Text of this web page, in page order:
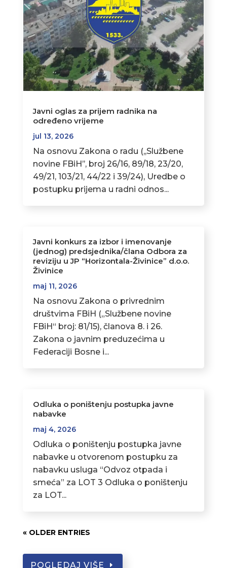
Javni oglas za prijem radnika na
određeno vrijeme
jul 13, 2026
Na osnovu Zakona o radu (,,Službene
novine FBiH’’, broj 26/16, 89/18, 23/20,
49/21, 103/21, 44/22 i 39/24), Uredbe o
postupku prijema u radni odnos...
Javni konkurs za izbor i imenovanje
(jednog) predsjednika/člana Odbora za
reviziju u JP “Horizontala-Živinice” d.o.o.
Živinice
maj 11, 2026
Na osnovu Zakona o privrednim
društvima FBiH („Službene novine
FBiH“ broj: 81/15), članova 8. i 26.
Zakona o javnim preduzećima u
Federaciji Bosne i...
Odluka o poništenju postupka javne
nabavke
maj 4, 2026
Odluka o poništenju postupka javne
nabavke u otvorenom postupku za
nabavku usluga “Odvoz otpada i
smeća” za LOT 3 Odluka o poništenju
za LOT...
« OLDER ENTRIES
POGLEDAJ VIŠE